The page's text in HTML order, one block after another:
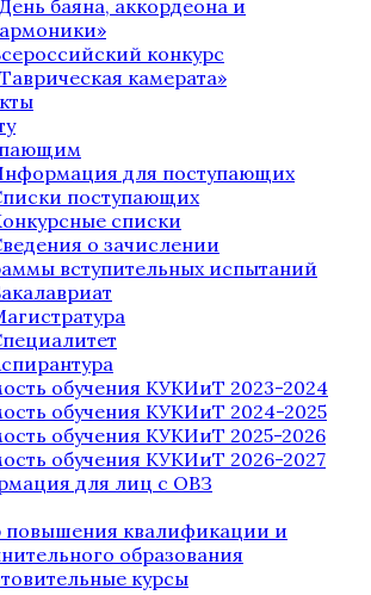
баяна, аккордеона и
конкурс
камерата»
для поступающих
поступающих
списки
о зачислении
вступительных испытаний
обучения КУКИиТ 2023-2024
обучения КУКИиТ 2024-2025
обучения КУКИиТ 2025-2026
обучения КУКИиТ 2026-2027
для лиц с ОВЗ
повышения квалификации и
образования
курсы